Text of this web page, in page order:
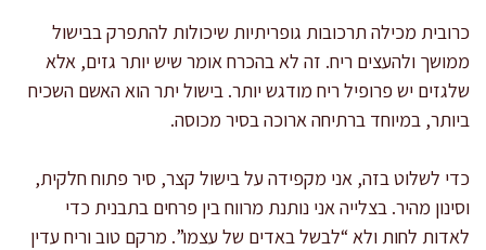
כרובית מכילה תרכובות גופריתיות שיכולות להתפרק בבישול
ממושך ולהעצים ריח. זה לא בהכרח אומר שיש יותר גזים, אלא
שלגזים יש פרופיל ריח מודגש יותר. בישול יתר הוא האשם השכיח
ביותר, במיוחד ברתיחה ארוכה בסיר מכוסה.
כדי לשלוט בזה, אני מקפידה על בישול קצר, סיר פתוח חלקית,
וסינון מהיר. בצלייה אני נותנת מרווח בין פרחים בתבנית כדי
לאדות לחות ולא “לבשל באדים של עצמו”. מרקם טוב וריח עדין